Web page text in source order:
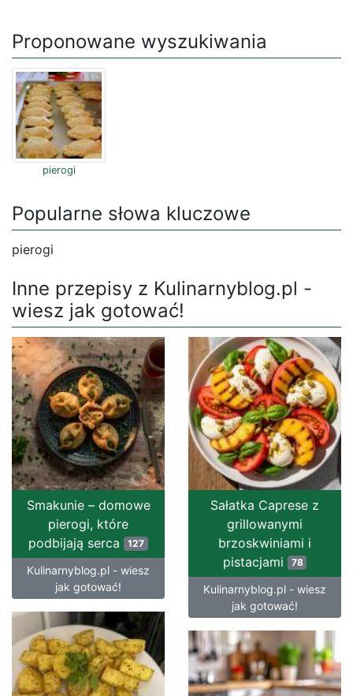
Proponowane wyszukiwania
pierogi
Popularne słowa kluczowe
pierogi
Inne przepisy z Kulinarnyblog.pl -
wiesz jak gotować!
Smakunie – domowe
pierogi, które
podbijają serca 127
Kulinarnyblog.pl - wiesz
jak gotować!
Sałatka Caprese z
grillowanymi
brzoskwiniami i
pistacjami
78
Kulinarnyblog.pl - wiesz
jak gotować!